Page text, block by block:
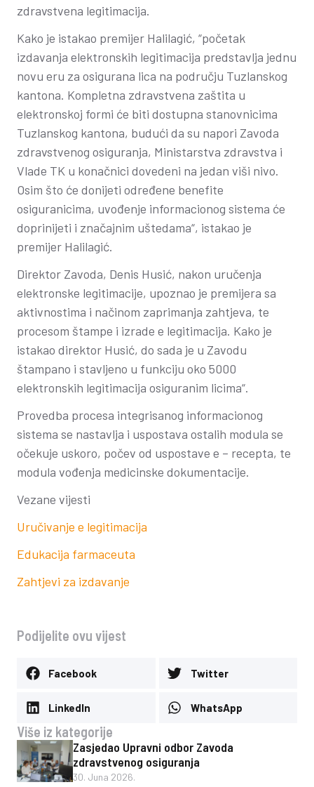
zdravstvena legitimacija.
Kako je istakao premijer Halilagić, “početak
izdavanja elektronskih legitimacija predstavlja jednu
novu eru za osigurana lica na području Tuzlanskog
kantona. Kompletna zdravstvena zaštita u
elektronskoj formi će biti dostupna stanovnicima
Tuzlanskog kantona, budući da su napori Zavoda
zdravstvenog osiguranja, Ministarstva zdravstva i
Vlade TK u konačnici dovedeni na jedan viši nivo.
Osim što će donijeti određene benefite
osiguranicima, uvođenje informacionog sistema će
doprinijeti i značajnim uštedama“, istakao je
premijer Halilagić.
Direktor Zavoda, Denis Husić, nakon uručenja
elektronske legitimacije, upoznao je premijera sa
aktivnostima i načinom zaprimanja zahtjeva, te
procesom štampe i izrade e legitimacija. Kako je
istakao direktor Husić, do sada je u Zavodu
štampano i stavljeno u funkciju oko 5000
elektronskih legitimacija osiguranim licima“.
Provedba procesa integrisanog informacionog
sistema se nastavlja i uspostava ostalih modula se
očekuje uskoro, počev od uspostave e – recepta, te
modula vođenja medicinske dokumentacije.
Vezane vijesti
Uručivanje e legitimacija
Edukacija farmaceuta
Zahtjevi za izdavanje
Podijelite ovu vijest
Facebook Twitter
LinkedIn WhatsApp
Više iz kategorije
Zasjedao Upravni odbor Zavoda
zdravstvenog osiguranja
30. Juna 2026.